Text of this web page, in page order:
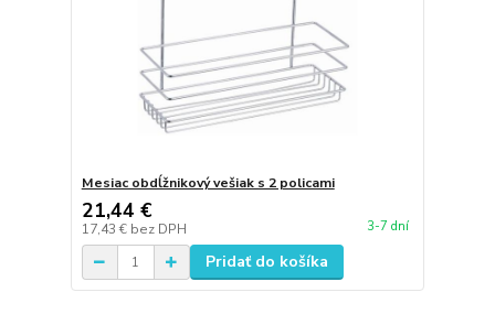
Mesiac obdĺžnikový vešiak s 2 policami
21,44 €
17,43 € bez DPH 3-7 dní
Pridať do košíka